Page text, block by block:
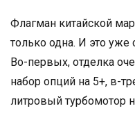
Флагман китайской
только одна. И это
Во-первых, отделка
набор опций на 5+, в-
литровый турбомотор